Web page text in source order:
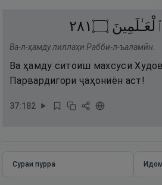
ٱلْعَـٰلَمِينَ ۝١٨٢
Ва-л-ҳамду лиллаҳи Рабби-л-ъаламӣн.
Ва ҳамду ситоиш махсуси
Парвардигори ҷаҳониён аст!
37:182
Сураи пурра